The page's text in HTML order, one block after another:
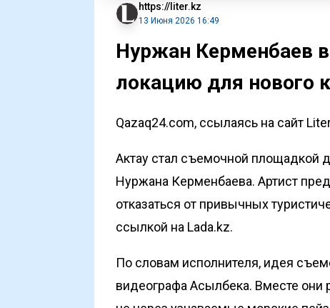
https://liter.kz
13 Июня 2026 16:49
Нуржан Керменбаев
локацию для нового
Qazaq24.com, ссылаясь на сайт
Актау стал съемочной площадкой
Нуржана Керменбаева. Артист
отказаться от привычных
ссылкой на Lada.kz.
По словам исполнителя, идея
видеографа Асылбека. Вместе они